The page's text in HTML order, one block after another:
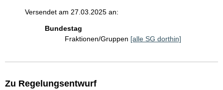
Versendet am 27.03.2025 an:
Bundestag
Fraktionen/Gruppen [alle SG dorthin]
Zu Regelungsentwurf